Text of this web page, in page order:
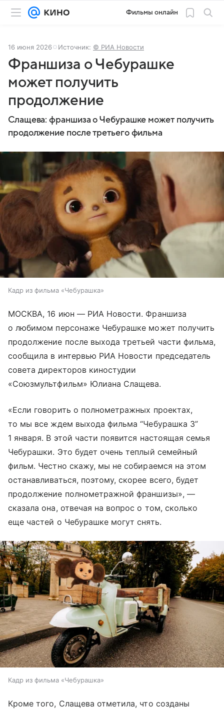
Фильмы онлайн
16 июня 2026 Источник: © РИА Новости
Франшиза о Чебурашке
может получить
продолжение
Слащева: франшиза о Чебурашке может получить
продолжение после третьего фильма
Кадр из фильма «Чебурашка»
МОСКВА, 16 июн — РИА Новости. Франшиза
о любимом персонаже Чебурашке может получить
продолжение после выхода третьей части фильма,
сообщила в интервью РИА Новости председатель
совета директоров киностудии
«Союзмультфильм» Юлиана Слащева.
«Если говорить о полнометражных проектах,
то мы все ждем выхода фильма “Чебурашка 3”
1 января. В этой части появится настоящая семья
Чебурашки. Это будет очень теплый семейный
фильм. Честно скажу, мы не собираемся на этом
останавливаться, поэтому, скорее всего, будет
продолжение полнометражной франшизы», —
сказала она, отвечая на вопрос о том, сколько
еще частей о Чебурашке могут снять.
Кадр из фильма «Чебурашка»
Кроме того, Слащева отметила, что созданы